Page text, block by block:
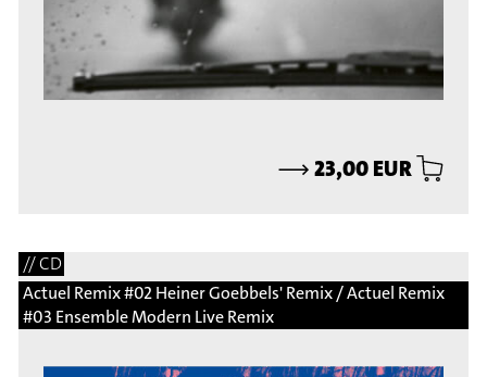
⟶23,00 EUR
// CD
Actuel Remix #02 Heiner Goebbels' Remix / Actuel Remix
#03 Ensemble Modern Live Remix